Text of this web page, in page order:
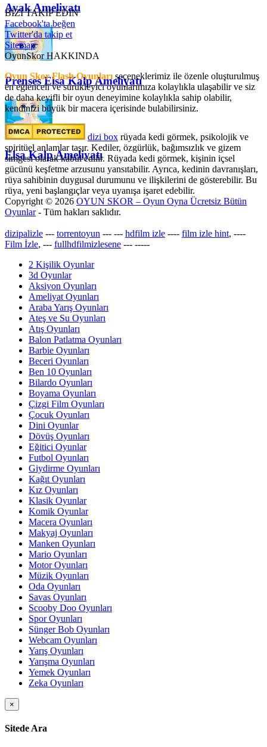
Ayak Ameliyatı
Prenses Elsa Kalp Ameliyatı
Elsa Kalp Ameliyatı
BİZİ TAKİP EDİN
Facebook'ta beğen
Twitter'da takip et
Sitemap
OyunSkor HAKKINDA
Oyun Skor Flash Oyunları seçeneklerimiz ile özenle oluşturulmuş
en eğlenceli ve sürükleyici oyunlarımıza kolaylıkla ulaşabilir ve siz
de daha keyifli bir oyun deneyimine kolaylıkla sahip olabilir,
kendinizi büyük bir macera içerisinde bulabilirsiniz.
dizi box rüyada kedi görmek​, psikolojik ve
spiritüel anlamlar taşır. Kediler, özgürlük, bağımsızlık ve gizem
simgesi olarak kabul edilir. Rüyada kedi görmek, kişinin içsel
gücünü keşfetme arzusunu yansıtabilir. Ayrıca, kedinin davranışları,
rüya sahibinin duygusal durumunu ve ilişkilerini de gösterebilir. Bu
rüya, yeni başlangıçlar veya uyanışa işaret edebilir.
Copyright © 2026 OYUN SKOR – Oyun Oyna Ücretsiz Bütün
Oyunlar- Tüm hakları saklıdır.
dizipalizle --- torrentoyun --- --- hdfilm izle ---- film izle hint, ----
Film İzle, --- fullhdfilmizlesene --- -----
2 Kişilik Oyunlar
3d Oyunlar
Aksiyon Oyunları
Ameliyat Oyunları
Araba Yarış Oyunları
Ateş ve Su Oyunları
Atış Oyunları
Balon Patlatma Oyunları
Barbie Oyunları
Beceri Oyunları
Ben 10 Oyunları
Bilardo Oyunları
Boyama Oyunları
Çizgi Film Oyunları
Çocuk Oyunları
Dini Oyunlar
Dövüş Oyunları
Eğitici Oyunlar
Futbol Oyunları
Giydirme Oyunları
Kağıt Oyunları
Kız Oyunları
Klasik Oyunlar
Komik Oyunlar
Macera Oyunları
Makyaj Oyunları
Manken Oyunları
Mario Oyunları
Motor Oyunları
Müzik Oyunları
Oda Oyunları
Savas Oyunları
Scooby Doo Oyunları
Spor Oyunları
Sünger Bob Oyunları
Webcam Oyunları
Yarış Oyunları
Yarışma Oyunları
Yemek Oyunları
Zeka Oyunları
×
Sitede Ara